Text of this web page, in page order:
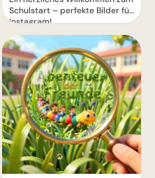
Schulstart – perfekte Bilder für
Instagram!